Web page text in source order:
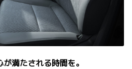
満たされる時間を。